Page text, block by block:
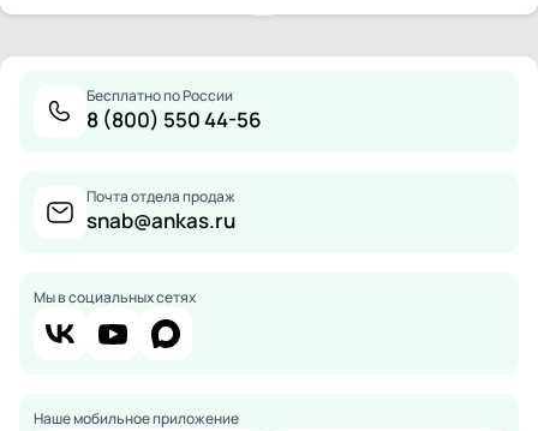
Бесплатно по России
8 (800) 550 44-56
Почта отдела продаж
snab@ankas.ru
Мы в социальных сетях
Наше мобильное приложение